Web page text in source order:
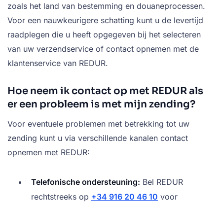
zoals het land van bestemming en douaneprocessen.
Voor een nauwkeurigere schatting kunt u de levertijd
raadplegen die u heeft opgegeven bij het selecteren
van uw verzendservice of contact opnemen met de
klantenservice van REDUR.
Hoe neem ik contact op met REDUR als
er een probleem is met mijn zending?
Voor eventuele problemen met betrekking tot uw
zending kunt u via verschillende kanalen contact
opnemen met REDUR:
Telefonische ondersteuning: Bel REDUR
rechtstreeks op +34 916 20 46 10 voor